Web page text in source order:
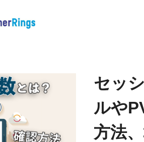
？計測ルールやPV・UUとの違い、確認方法
セッ
ルや
方法